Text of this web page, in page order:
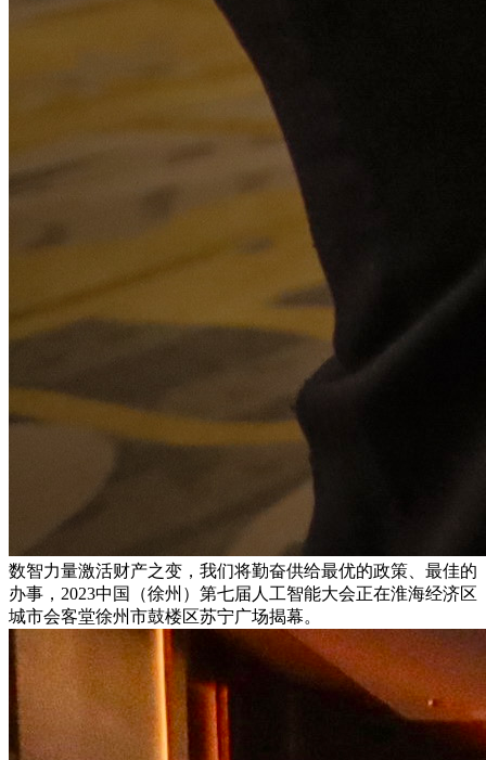
数智力量激活财产之变，我们将勤奋供给最优的政策、最佳的
办事，2023中国（徐州）第七届人工智能大会正在淮海经济区
城市会客堂徐州市鼓楼区苏宁广场揭幕。